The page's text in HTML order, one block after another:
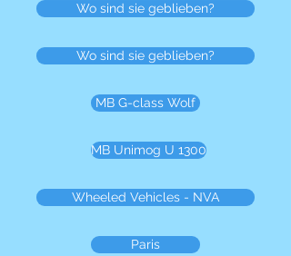
Wo sind sie geblieben?
Wo sind sie geblieben?
MB G-class Wolf
MB Unimog U 1300
Wheeled Vehicles - NVA
Paris